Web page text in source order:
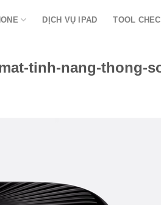
DỊCH VỤ IPAD TOOL
tinh-nang-thong-